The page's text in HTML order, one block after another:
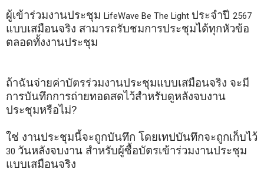
ผู้เข้าร่วมงานประชุม LifeWave Be The Light ประจำปี
แบบเสมือนจริง สามารถรับชมการประชุมได้ทุกหัวข้อ
ตลอดทั้งงานประชุม
ถ้าฉันจ่ายค่าบัตรร่วมงานประชุมแบบเสมือนจริง จะมี
การบันทึกการถ่ายทอดสดไว้สำหรับดูหลังจบงาน
ประชุมหรือไม่?
ใช่ งานประชุมนี้จะถูกบันทึก โดยเทปบันทึกจะถูกเก็บไว้
30 วันหลังจบงาน สำหรับผู้ซื้อบัตรเข้าร่วมงานประชุม
แบบเสมือนจริง